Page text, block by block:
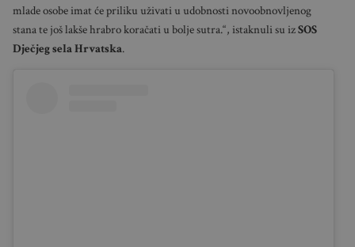
mlade osobe imat će priliku uživati u udobnosti novoobnovljenog
stana te još lakše hrabro koračati u bolje sutra.“, istaknuli su izSOS
Dječjeg sela Hrvatska.